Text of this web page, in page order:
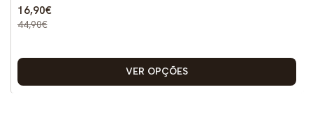
16,90€
44,90€
VER OPÇÕES